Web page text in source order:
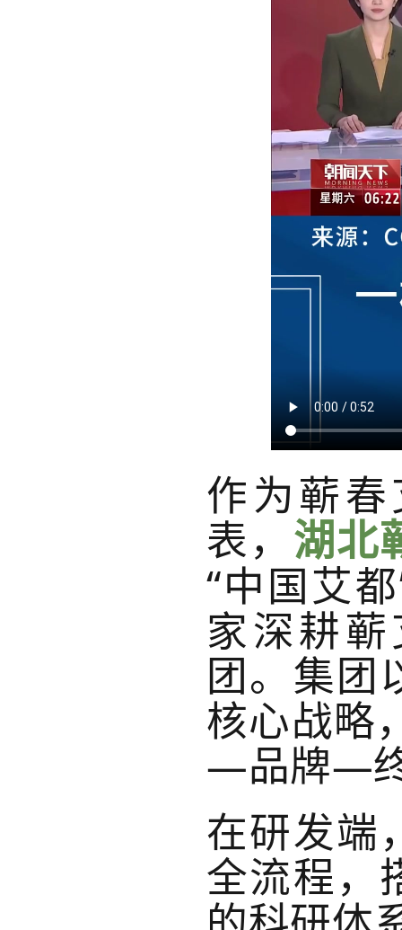
作为蕲
表， 湖北
“中国艾
家深耕
团。集团
核心战略
—品牌—终
在研发端
全流程，